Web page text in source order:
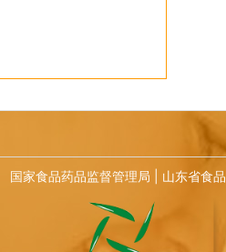
国家食品药品监督管理局 山东省食